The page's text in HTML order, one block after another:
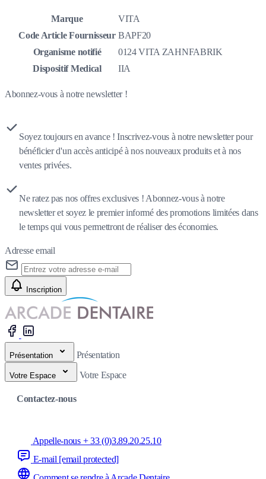
Marque
VITA
Code Article Fournisseur BAPF20
Organisme notifié
0124 VITA ZAHNFABRIK
Dispositif Medical
IIA
Abonnez-vous à notre newsletter !
Soyez toujours en avance ! Inscrivez-vous à notre newsletter pour
bénéficier d'un accès anticipé à nos nouveaux produits et à nos
ventes privées.
Ne ratez pas nos offres exclusives ! Abonnez-vous à notre
newsletter et soyez le premier informé des promotions limitées dans
le temps qui vous permettront de réaliser des économies.
Adresse email
Inscription
Présentation Présentation
Votre Espace Votre Espace
Contactez-nous
Appelle-nous + 33 (0)3.89.20.25.10
E-mail [email protected]